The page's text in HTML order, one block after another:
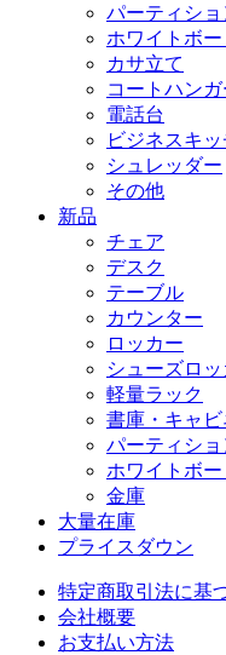
パーティショ
ホワイトボー
カサ立て
コートハンガ
電話台
ビジネスキ
シュレッダー
その他
新品
チェア
デスク
テーブル
カウンター
ロッカー
シューズロッ
軽量ラック
書庫・キャビ
パーティショ
ホワイトボー
金庫
大量在庫
プライスダウン
特定商取引法に基
会社概要
お支払い方法